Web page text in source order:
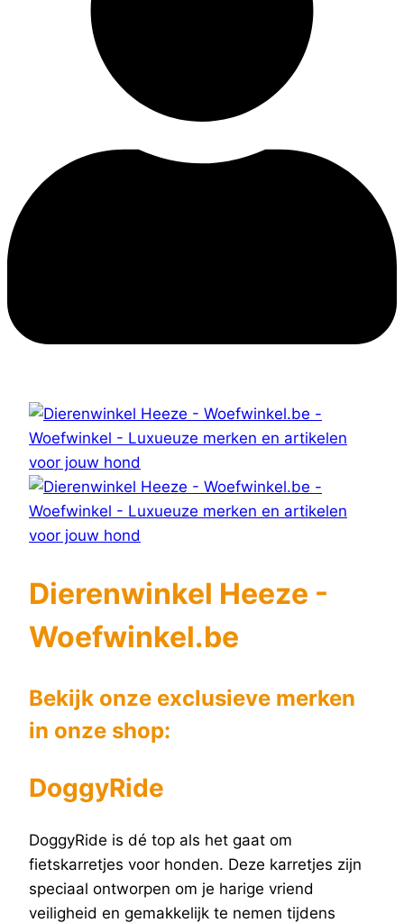
Dierenwinkel Heeze -
Woefwinkel.be
Bekijk onze exclusieve merken
in onze shop:
DoggyRide
DoggyRide is dé top als het gaat om
fietskarretjes voor honden. Deze karretjes zijn
speciaal ontworpen om je harige vriend
veiligheid en gemakkelijk te nemen tijdens